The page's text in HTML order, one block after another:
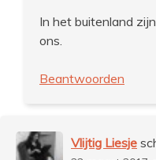
In het buitenland
ons.
Beantwoorden
Vlijtig Liesje